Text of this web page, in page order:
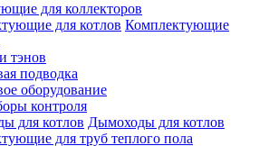
для коллекторов
Комплектующие
тэнов
подводка
оборудование
контроля
Дымоходы для котлов